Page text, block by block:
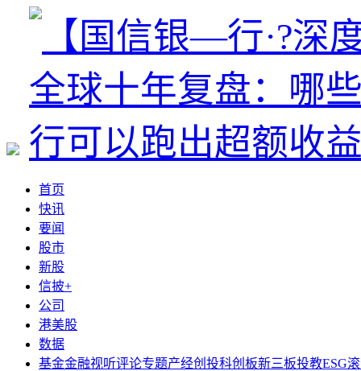
首页
快讯
要闻
股市
新股
信披+
公司
港美股
数据
基金金融视听评论专题产经创投科创板新三板投教ESG